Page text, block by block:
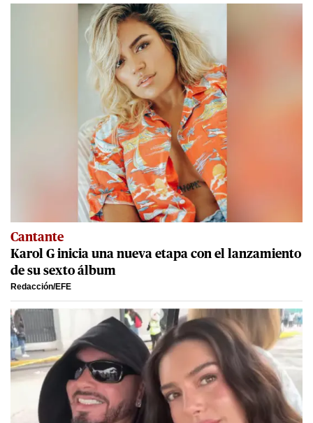
Cantante
Karol G inicia una nueva etapa con el lanzamiento
de su sexto álbum
Redacción/EFE